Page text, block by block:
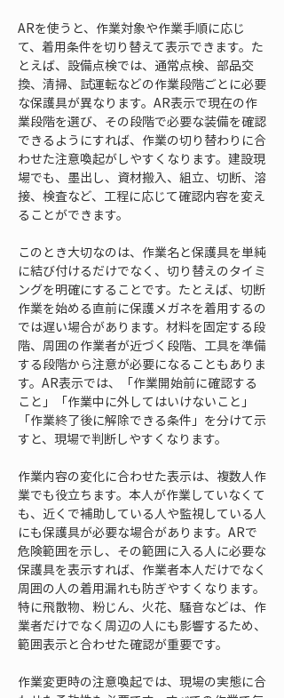
ARを使うと、作業対象や作業手順に応じ
て、着用条件を切り替えて表示できます。た
とえば、設備点検では、通常点検、部品交
換、清掃、試運転などの作業段階ごとに必要
な保護具が異なります。AR表示で現在の作
業段階を選び、その段階で必要な装備を確認
できるようにすれば、作業の切り替わりに合
わせた注意喚起がしやすくなります。建設現
場でも、墨出し、資材搬入、組立、切断、溶
接、検査など、工程に応じて確認内容を変え
ることができます。
このとき大切なのは、作業名と保護具を単純
に結び付けるだけでなく、切り替えのタイミ
ングを明確にすることです。たとえば、切断
作業を始める直前に保護メガネを着用するの
では遅い場合があります。材料を固定する段
階、周囲の作業者が近づく段階、工具を準備
する段階から注意が必要になることもありま
す。AR表示では、「作業開始前に確認する
こと」「作業中に外してはいけないこと」
「作業終了後に解除できる条件」を分けて示
すと、現場で判断しやすくなります。
作業内容の変化に合わせた表示は、複数人作
業でも役立ちます。本人が作業していなくて
も、近くで補助している人や監視している人
にも保護具が必要な場合があります。ARで
危険範囲を示し、その範囲に入る人に必要な
保護具を表示すれば、作業者本人だけでなく
周囲の人の着用漏れも防ぎやすくなります。
特に飛散物、粉じん、火花、騒音などは、作
業者だけでなく周辺の人にも影響するため、
範囲表示と合わせた確認が重要です。
作業変更時の注意喚起では、現場の実態に合